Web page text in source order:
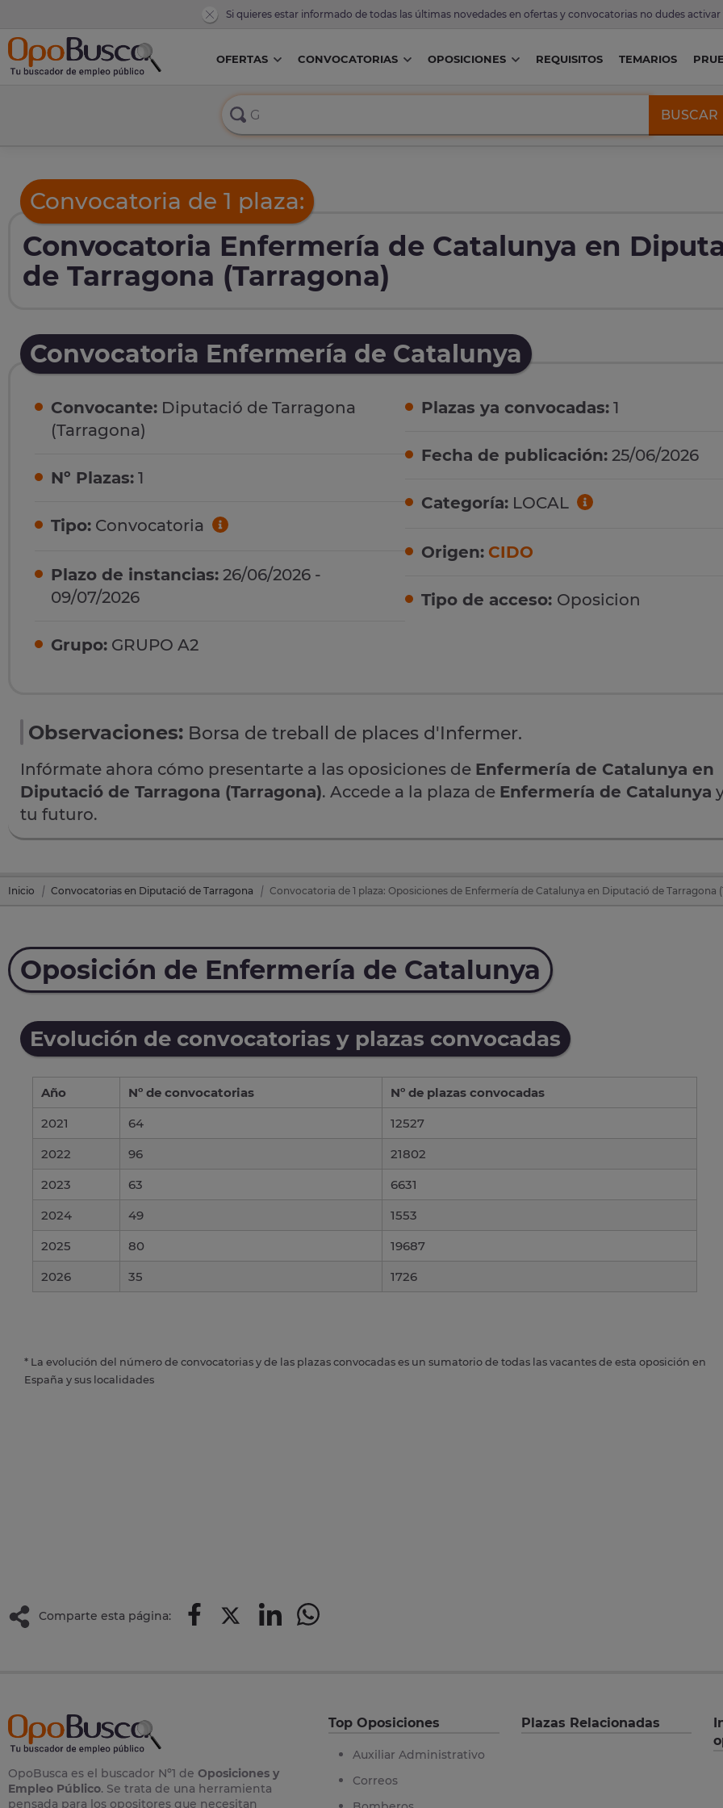
Si quieres estar informado de todas las últimas novedades en ofertas y convocatorias no dudes activar
OFERTAS CONVOCATORIAS OPOSICIONES REQUISITOS TEMARIOS
BUSCAR
Convocatoria de 1 plaza:
Convocatoria Enfermería de Catalunya en
de Tarragona (Tarragona)
Convocatoria Enfermería de Catalunya
Convocante: Diputació de Tarragona
(Tarragona)
Nº Plazas: 1
Tipo: Convocatoria
Plazo de instancias: 26/06/2026 -
09/07/2026
Grupo: GRUPO A2
Plazas ya convocadas: 1
Fecha de publicación: 25/06/2026
Categoría: LOCAL
Origen: CIDO
Tipo de acceso: Oposicion
Observaciones: Borsa de treball de places d'Infermer.
Infórmate ahora cómo presentarte a las oposiciones de Enfermería de Catalunya en
Diputació de Tarragona (Tarragona). Accede a la plaza de Enfermería de Catalunya
tu futuro.
Inicio Convocatorias en Diputació de Tarragona Convocatoria de 1 plaza: Oposiciones de Enfermería de Catalunya en Diputació de Tarragona
Oposición de Enfermería de Catalunya
Evolución de convocatorias y plazas convocadas
Año Nº de convocatorias
Nº de plazas convocadas
2021
64
12527
2022
96
21802
2023
63
6631
2024
49
1553
2025
80
19687
2026
35 1726
* La evolución del número de convocatorias y de las plazas convocadas es un sumatorio de todas las vacantes de esta oposición en
España y sus localidades
Comparte esta página:
OpoBusca es el buscador Nº1 de Oposiciones y
Empleo Público. Se trata de una herramienta
pensada para los opositores que necesitan
Top Oposiciones
Auxiliar Administrativo
Correos
Plazas Relacionadas